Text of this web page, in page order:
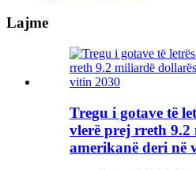
Lajme
Tregu i gotave të
vlerë prej rreth 9.2
amerikanë deri në